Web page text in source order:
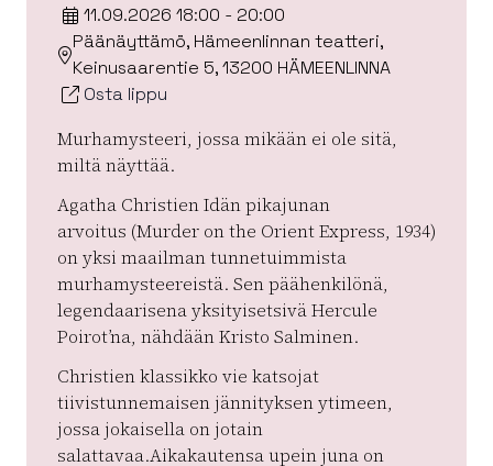
11.09.2026 18:00 - 20:00
Päänäyttämö, Hämeenlinnan teatteri,
Keinusaarentie 5, 13200 HÄMEENLINNA
Osta lippu
Murhamysteeri, jossa mikään ei ole sitä,
miltä näyttää.
Agatha Christien Idän pikajunan
arvoitus (Murder on the Orient Express, 1934)
on yksi maailman tunnetuimmista
murhamysteereistä. Sen päähenkilönä,
legendaarisena yksityisetsivä Hercule
Poirot’na, nähdään Kristo Salminen.
Christien klassikko vie katsojat
tiivistunnemaisen jännityksen ytimeen,
jossa jokaisella on jotain
salattavaa.Aikakautensa upein juna on